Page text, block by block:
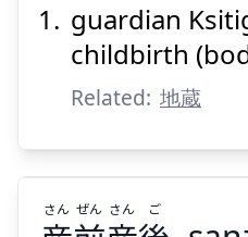
地
蔵
じ
ぞう
guardian
childbirth
Related: 地蔵
さん ぜん さん ご